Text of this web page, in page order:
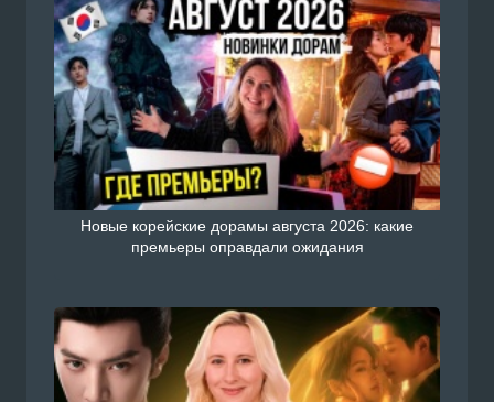
Новые корейские дорамы августа 2026: какие
премьеры оправдали ожидания